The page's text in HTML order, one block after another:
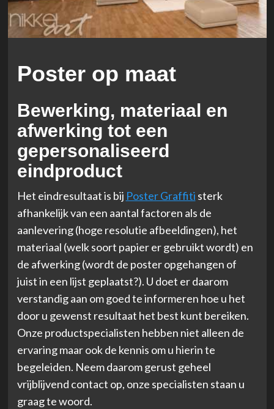
Poster op maat
Bewerking, materiaal en
afwerking tot een
gepersonaliseerd
eindproduct
Het eindresultaat is bij Poster Graffiti sterk
afhankelijk van een aantal factoren als de
aanlevering (hoge resolutie afbeeldingen), het
materiaal (welk soort papier er gebruikt wordt) en
de afwerking (wordt de poster opgehangen of
juist in een lijst geplaatst?). U doet er daarom
verstandig aan om goed te informeren hoe u het
door u gewenst resultaat het best kunt bereiken.
Onze productspecialisten hebben niet alleen de
ervaring maar ook de kennis om u hierin te
begeleiden. Neem daarom gerust geheel
vrijblijvend contact op, onze specialisten staan u
graag te woord.